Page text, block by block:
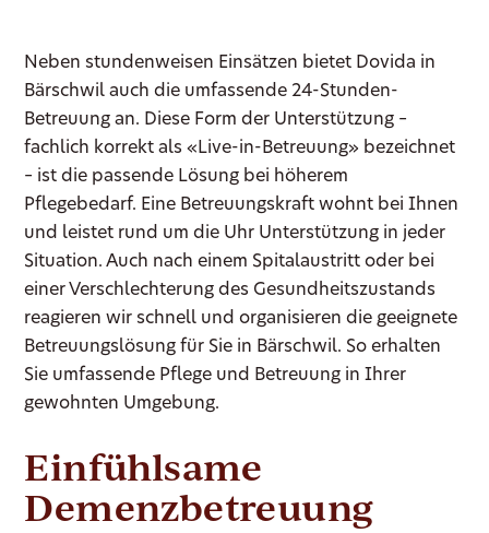
Neben stundenweisen Einsätzen bietet Dovida in
Bärschwil auch die umfassende 24-Stunden-
Betreuung an. Diese Form der Unterstützung –
fachlich korrekt als «Live-in-Betreuung» bezeichnet
– ist die passende Lösung bei höherem
Pflegebedarf. Eine Betreuungskraft wohnt bei Ihnen
und leistet rund um die Uhr Unterstützung in jeder
Situation. Auch nach einem Spitalaustritt oder bei
einer Verschlechterung des Gesundheitszustands
reagieren wir schnell und organisieren die geeignete
Betreuungslösung für Sie in Bärschwil. So erhalten
Sie umfassende Pflege und Betreuung in Ihrer
gewohnten Umgebung.
Einfühlsame
Demenzbetreuung